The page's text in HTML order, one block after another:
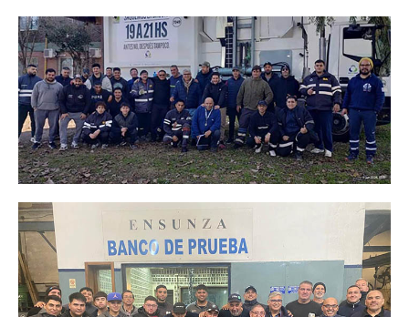
Noticias de Delegaciones y Seccionales
Memoria histórica
Notas
Novedades
Noticias Fiscalización
Buscar
Secretarías
Secretaría general